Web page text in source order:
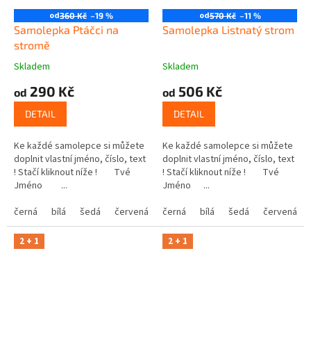
od360 Kč –19 %
Samolepka Ptáčci na
stromě
Skladem
od 290 Kč
DETAIL
Ke každé samolepce si můžete
doplnit vlastní jméno, číslo, text
! Stačí kliknout níže ! Tvé
Jméno ...
černá
bílá šedá červená modrá žlutá zelená růžová
od570 Kč –11 %
Samolepka Listnatý strom
Skladem
od 506 Kč
DETAIL
Ke každé samolepce si můžete
doplnit vlastní jméno, číslo, text
! Stačí kliknout níže ! Tvé
Jméno ...
černá
bílá šedá červená
2 + 1 2 + 1